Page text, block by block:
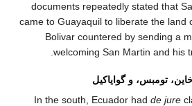
documents repeatedly
came to Guayaquil to
Bolivar countered by
welcoming San
و گواياكيل
In the south, Ecuador